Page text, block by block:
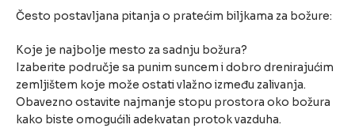
Često postavljana pitanja o pratećim biljkama za božure:
Koje je najbolje mesto za sadnju božura?
Izaberite područje sa punim suncem i dobro drenirajućim
zemljištem koje može ostati vlažno između zalivanja.
Obavezno ostavite najmanje stopu prostora oko božura
kako biste omogućili adekvatan protok vazduha.